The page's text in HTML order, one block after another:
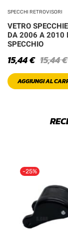
SPECCHI RETROVISORI
VETRO
DA 2006 A 2010
SPECCHIO
15,44€
15,44€
AGGIUNGI AL
-25%